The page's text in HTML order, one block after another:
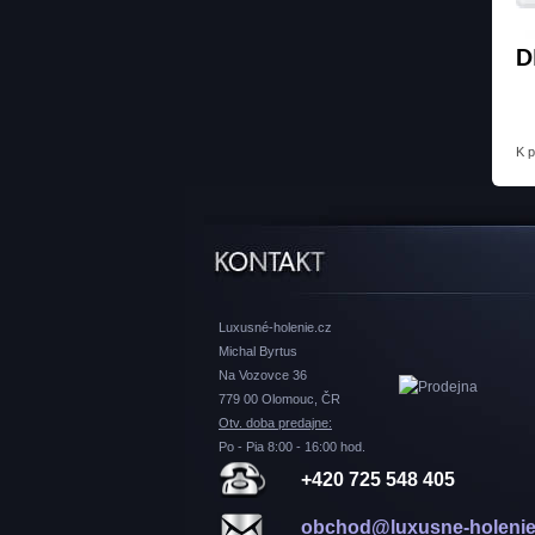
K
Luxusné-holenie.cz
Michal Byrtus
Na Vozovce 36
779 00 Olomouc, ČR
Otv. doba predajne:
Po - Pia 8:00 - 16:00 hod.
+420 725 548 405
obchod@luxusne-